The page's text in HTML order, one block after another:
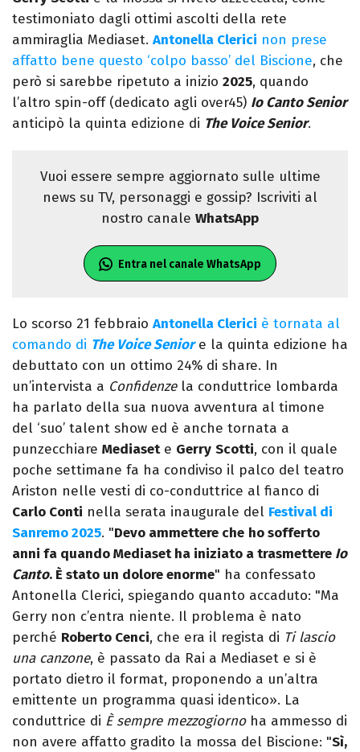
testimoniato dagli ottimi ascolti della rete
ammiraglia Mediaset. Antonella Clerici non prese
affatto bene questo ‘colpo basso’ del Biscione, che
però si sarebbe ripetuto a inizio 2025, quando
l’altro spin-off (dedicato agli over45) Io Canto Senior
anticipò la quinta edizione di The Voice Senior.
Vuoi essere sempre aggiornato sulle ultime
news su TV, personaggi e gossip? Iscriviti al
nostro canale WhatsApp
Entra nel canale WhatsApp
Lo scorso 21 febbraio Antonella Clerici è tornata al
comando di The Voice Seniore la quinta edizione ha
debuttato con un ottimo 24% di share. In
un’intervista a Confidenzela conduttrice lombarda
ha parlato della sua nuova avventura al timone
del ‘suo’ talent show ed è anche tornata a
punzecchiare Mediasete Gerry Scotti, con il quale
poche settimane fa ha condiviso il palco del teatro
Ariston nelle vesti di co-conduttrice al fianco di
Carlo Conti nella serata inaugurale del Festival di
Sanremo 2025. "Devo ammettere che ho sofferto
anni fa quando Mediaset ha iniziato a trasmettere Io
Canto. È stato un dolore enorme" ha confessato
Antonella Clerici, spiegando quanto accaduto: "Ma
Gerry non c’entra niente. Il problema è nato
perché Roberto Cenci, che era il regista di Ti lascio
una canzone, è passato da Rai a Mediaset e si è
portato dietro il format, proponendo a un’altra
emittente un programma quasi identico». La
conduttrice di È sempre mezzogiorno ha ammesso di
non avere affatto gradito la mossa del Biscione: "Sì,